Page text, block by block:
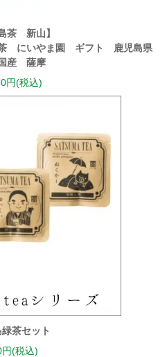
茶 新山】
にいやま園 ギフト 鹿児島県
産 薩摩
円(税込)
茶セット
(税込)